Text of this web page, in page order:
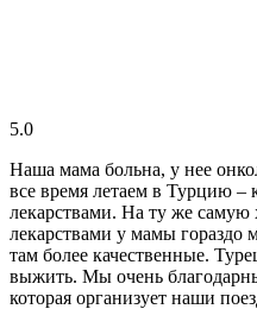
5.0
Наша мама больна, у нее
все время летаем в Турцию –
лекарствами. На ту же
лекарствами у мамы гораздо
там более качественные.
выжить. Мы очень
которая организует наши